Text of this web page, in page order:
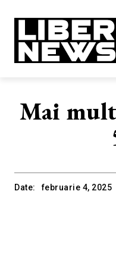
Mai
Date: februarie 4, 2025